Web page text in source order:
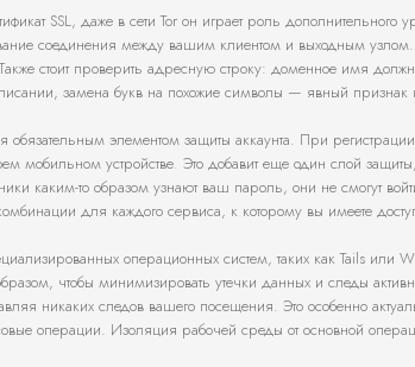
SSL, даже в сети Tor он играет роль
соединения между вашим клиентом и выходным
стоит проверить адресную строку: доменное имя
замена букв на похожие символы — явный признак
обязательным элементом защиты аккаунта. При
мобильном устройстве. Это добавит еще один слой
каким-то образом узнают ваш пароль, они не смогут
для каждого сервиса, к которому вы имеете
операционных систем, таких как Tails или
чтобы минимизировать утечки данных и следы
никаких следов вашего посещения. Это особенно
операции. Изоляция рабочей среды от основной